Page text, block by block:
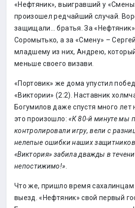
«Нефтяник», выигравший у
произошел редчайший случай.
защищали… братья. За
Соромытько, а за «Смену» –
младшему из них, Андрею,
меньше своего визави.
«Портовик» же дома упустил
«Виктории» (2:2). Наставник
Богумилов даже спустя много лет
это произошло:«К 80-й минуте мы
контролировали игру, вели с
нелепые ошибки наших
«Виктория» забила дважды в
непостижимо!»
Что же, пришло время сахалинцам
выезд. «Нефтяник» свой первый